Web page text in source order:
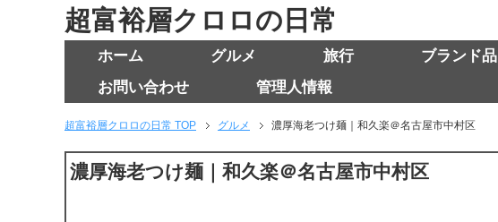
超富裕層クロロの日常
ホーム グルメ 旅行 ブランド品
お問い合わせ
管理人情報
超富裕層クロロの日常 TOP グルメ 濃厚海老つけ麺｜和久楽＠名古屋市中村区
濃厚海老つけ麺｜和久楽＠名古屋市中村区